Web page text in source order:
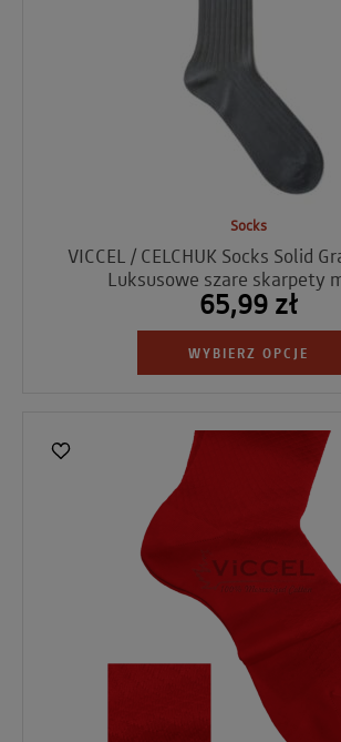
Socks
VICCEL / CELCHUK Socks Solid
Luksusowe szare skarpety
65,99 zł
WYBIERZ OPCJE